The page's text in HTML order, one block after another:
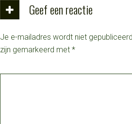
Geef een reactie
Je e-mailadres wordt niet
zijn gemarkeerd met *